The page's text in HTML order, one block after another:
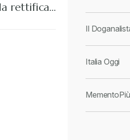
rettifica…
Il
Italia Oggi